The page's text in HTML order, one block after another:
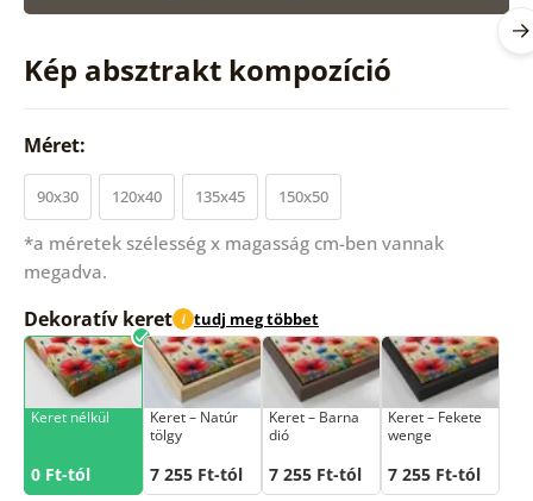
Kép absztrakt kompozíció
Méret:
90x30 120x40 135x45 150x50
*a méretek szélesség x magasság cm-ben vannak
megadva.
Dekoratív keret i tudj meg többet
Keret nélkül
0 Ft-tól
Keret – Natúr
tölgy
7 255 Ft-tól
Keret – Barna
dió
7 255 Ft-tól
Keret – Fekete
wenge
7 255 Ft-tól